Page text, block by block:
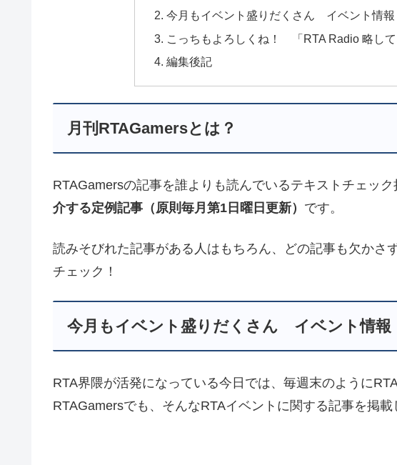
今月もイベント盛りだくさん イベント情報
こっちもよろしくね！ 「RTA Radio 略し
編集後記
月刊RTAGamersとは？
RTAGamersの記事を誰よりも読んでいるテキストチェック
介する定例記事（原則毎月第1日曜日更新） です。
読みそびれた記事がある人はもちろん、どの記事も欠かさ
チェック！
今月もイベント盛りだくさん イベント情報
RTA界隈が活発になっている今日では、毎週末のように
RTAGamersでも、そんなRTAイベントに関する記事を掲載